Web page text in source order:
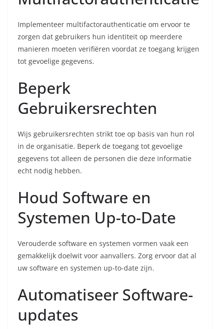
Implementeer multifactorauthenticatie om ervoor te
zorgen dat gebruikers hun identiteit op meerdere
manieren moeten verifiëren voordat ze toegang krijgen
tot gevoelige gegevens.
Beperk
Gebruikersrechten
Wijs gebruikersrechten strikt toe op basis van hun rol
in de organisatie. Beperk de toegang tot gevoelige
gegevens tot alleen de personen die deze informatie
echt nodig hebben.
Houd Software en
Systemen Up-to-Date
Verouderde software en systemen vormen vaak een
gemakkelijk doelwit voor aanvallers. Zorg ervoor dat al
uw software en systemen up-to-date zijn.
Automatiseer Software-
updates